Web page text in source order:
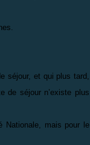
séjour, et qui plus tard,
de séjour n’existe plus
Nationale, mais pour le